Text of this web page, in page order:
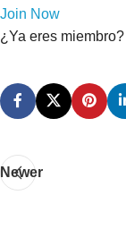
Join Now
¿Ya eres miembro?
Newer